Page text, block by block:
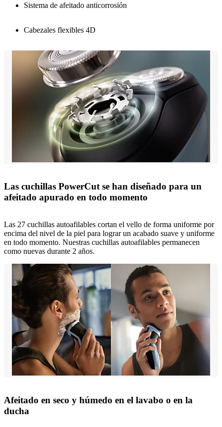
Sistema de afeitado anticorrosión
Cabezales flexibles 4D
Las cuchillas PowerCut se han diseñado para un
afeitado apurado en todo momento
Las 27 cuchillas autoafilables cortan el vello de forma uniforme por
encima del nivel de la piel para lograr un acabado suave y uniforme
en todo momento. Nuestras cuchillas autoafilables permanecen
como nuevas durante 2 años.
Afeitado en seco y húmedo en el lavabo o en la
ducha